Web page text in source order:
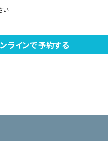
い
ラインで予約する